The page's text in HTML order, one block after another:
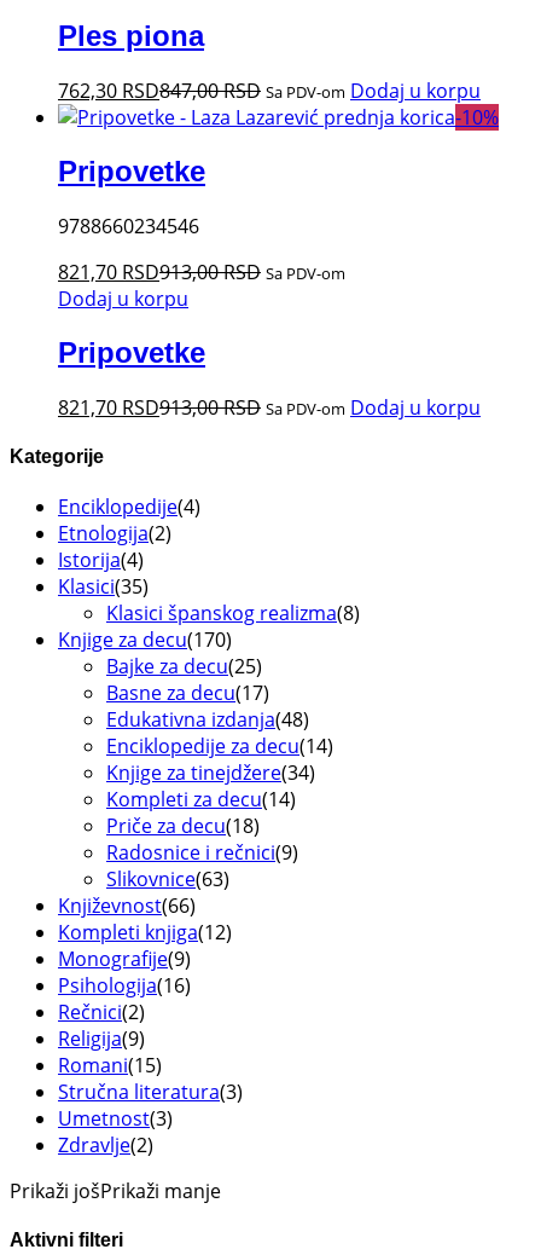
Ples piona
762,30 RSD847,00RSD Sa PDV-om Dodaj u korpu
-10%
Pripovetke
9788660234546
821,70 RSD913,00RSD Sa PDV-om
Dodaj u korpu
Pripovetke
821,70 RSD913,00RSD Sa PDV-om Dodaj u korpu
Kategorije
Enciklopedije(4)
Etnologija(2)
Istorija(4)
Klasici(35)
Klasici španskog realizma(8)
Knjige za decu(170)
Bajke za decu(25)
Basne za decu(17)
Edukativna izdanja(48)
Enciklopedije za decu(14)
Knjige za tinejdžere(34)
Kompleti za decu(14)
Priče za decu(18)
Radosnice i rečnici(9)
Slikovnice(63)
Književnost(66)
Kompleti knjiga(12)
Monografije(9)
Psihologija(16)
Rečnici(2)
Religija(9)
Romani(15)
Stručna literatura(3)
Umetnost(3)
Zdravlje(2)
Prikaži jošPrikaži manje
Aktivni filteri